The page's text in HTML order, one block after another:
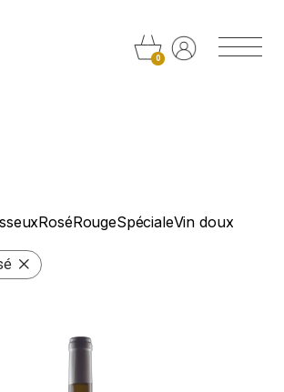
0
RoséRougeSpécialeVin doux